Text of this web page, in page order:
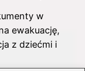
w
ewakuację,
z dziećmi i